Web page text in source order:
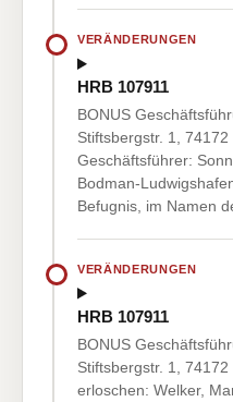
VERÄNDERUNGEN
HRB 107911
BONUS
Stiftsbergstr. 1,
Geschäftsführer:
Bodman-
Befugnis, im Namen
VERÄNDERUNGEN
HRB 107911
BONUS
Stiftsbergstr. 1,
erloschen: Welker,